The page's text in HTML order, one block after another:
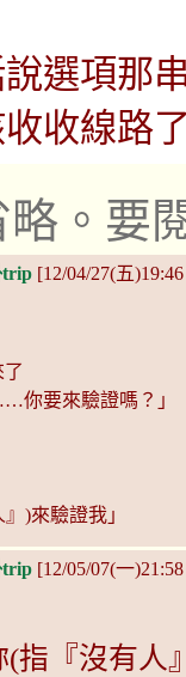
選項那
收線路
。要
trip [12/04/27(五
你要來驗證嗎？」
)來驗證我」
trip [12/05/07(一
指『沒有人